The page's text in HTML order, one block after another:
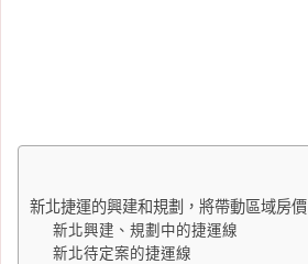
新北捷運的興建和規劃，將帶動區域房價
新北興建、規劃中的捷運線
新北待定案的捷運線